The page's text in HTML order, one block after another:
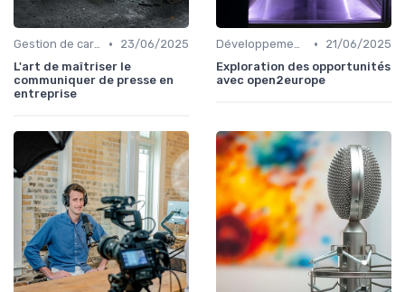
Gestion de carrière en relation presse •
23/06/2025
L'art de maîtriser le
communiquer de presse en
entreprise
Développement personnel •
21/06/2025
Exploration des opportunités
avec open2europe